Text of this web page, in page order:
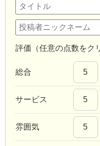
評価（任意の点数をク
総合 5
サービス 5
雰囲気 5